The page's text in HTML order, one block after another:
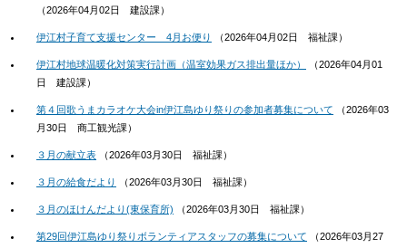
（2026年04月02日 建設課）
伊江村子育て支援センター 4月お便り （2026年04月02日 福祉課）
伊江村地球温暖化対策実行計画（温室効果ガス排出量ほか） （2026年04月01
日
建設課）
第４回歌うまカラオケ大会in伊江島ゆり祭りの参加者募集について （2026年03
月30日
商工観光課）
３月の献立表 （2026年03月30日 福祉課）
３月の給食だより （2026年03月30日 福祉課）
３月のほけんだより(東保育所) （2026年03月30日 福祉課）
第29回伊江島ゆり祭りボランティアスタッフの募集について （2026年03月27